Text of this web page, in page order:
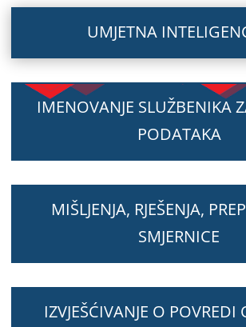
UMJETNA
IMENOVANJE SLUŽBENIKA
PODATAKA
MIŠLJENJA, RJEŠENJA,
SMJERNICE
IZVJEŠĆIVANJE O